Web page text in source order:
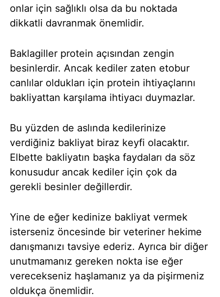
onlar için sağlıklı olsa da bu noktada
dikkatli davranmak önemlidir.
Baklagiller protein açısından zengin
besinlerdir. Ancak kediler zaten etobur
canlılar oldukları için protein ihtiyaçlarını
bakliyattan karşılama ihtiyacı duymazlar.
Bu yüzden de aslında kedilerinize
verdiğiniz bakliyat biraz keyfi olacaktır.
Elbette bakliyatın başka faydaları da söz
konusudur ancak kediler için çok da
gerekli besinler değillerdir.
Yine de eğer kedinize bakliyat vermek
isterseniz öncesinde bir veteriner hekime
danışmanızı tavsiye ederiz. Ayrıca bir diğer
unutmamanız gereken nokta ise eğer
verecekseniz haşlamanız ya da pişirmeniz
oldukça önemlidir.